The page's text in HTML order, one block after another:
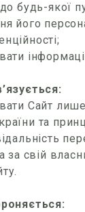
будь-якої
його
Сайт
та
за свій